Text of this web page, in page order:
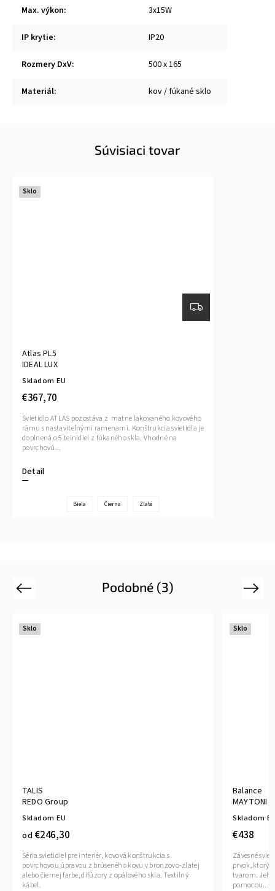
Max. výkon: 3x15W
IP krytie: IP20
Rozmery DxV: 500 x 165
Materiál: kov / fúkané sklo
Súvisiaci tovar
Sklo
Atlas PL5
IDEAL LUX
Skladom EU
€367,70
Detail
Svietidlo ATLAS pozostáva z matne lakovaného kovového
rámu s nastaviteľnými ramenami. Konštrukcia svietidla je
doplnená o 5 teinidiel z fúkaného skla. Vhodné na
povrchovú...
Biela Čierna Zlatá
Podobné (3)
Previous
Sklo
TALIS
REDO Group
Skladom EU
od €246,30
Séria svietidiel pre interiér, kovová konštrukcia s
povrchovou úpravou z brúseného kovu v bronzovo-zlatej
alebo čiernej farbe, difúzory z opálového skla. Textilný
kábel.
Sklo
Balance
MAYTONI
Skladom
€438
Závesné
prvok, ktorý
tvarom.
pomocou...
Next